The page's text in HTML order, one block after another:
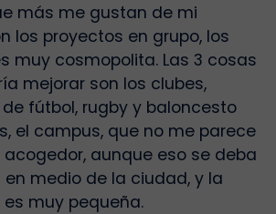
más me gustan de mi
los proyectos en grupo, los
muy cosmopolita. Las 3 cosas
mejorar son los clubes,
fútbol, rugby y baloncesto
el campus, que no me parece
aunque eso se deba
medio de la ciudad, y la
muy pequeña.